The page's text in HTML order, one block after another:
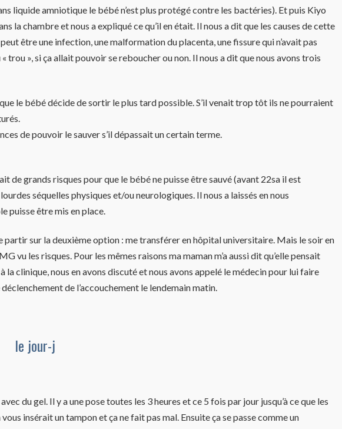
liquide amniotique le bébé n’est plus protégé contre les bactéries). Et puis Kiyo
la chambre et nous a expliqué ce qu’il en était. Il nous a dit que les causes de cette
être une infection, une malformation du placenta, une fissure qui n’avait pas
», si ça allait pouvoir se reboucher ou non. Il nous a dit que nous avons trois
le bébé décide de sortir le plus tard possible. S’il venait trop tôt ils ne pourraient
de pouvoir le sauver s’il dépassait un certain terme.
de grands risques pour que le bébé ne puisse être sauvé (avant 22sa il est
séquelles physiques et/ou neurologiques. Il nous a laissés en nous
puisse être mis en place.
sur la deuxième option : me transférer en hôpital universitaire. Mais le soir en
vu les risques. Pour les mêmes raisons ma maman m’a aussi dit qu’elle pensait
la clinique, nous en avons discuté et nous avons appelé le médecin pour lui faire
de l’accouchement le lendemain matin.
le jour-j
du gel. Il y a une pose toutes les 3 heures et ce 5 fois par jour jusqu’à ce que les
insérait un tampon et ça ne fait pas mal. Ensuite ça se passe comme un